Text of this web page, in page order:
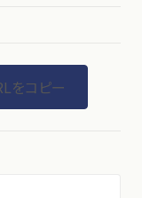
り、JSPO-AT認定ト
MAXを組み合わ
をコピー